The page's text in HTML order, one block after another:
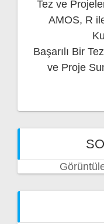
Tez ve
AMOS, R
Başarılı Bir
ve Proje